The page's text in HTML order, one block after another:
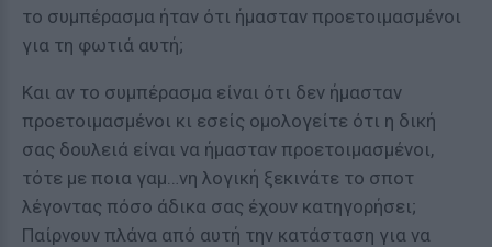
το συμπέρασμα ήταν ότι ήμασταν προετοιμασμένοι
για τη φωτιά αυτή;
Και αν το συμπέρασμα είναι ότι δεν ήμασταν
προετοιμασμένοι κι εσείς ομολογείτε ότι η δική
σας δουλειά είναι να ήμασταν προετοιμασμένοι,
τότε με ποια γαμ…νη λογική ξεκινάτε το σποτ
λέγοντας πόσο άδικα σας έχουν κατηγορήσει;
Παίρνουν πλάνα από αυτή την κατάσταση για να